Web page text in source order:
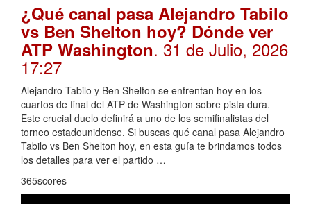
¿Qué canal pasa Alejandro Tabilo
vs Ben Shelton hoy? Dónde ver
ATP Washington. 31 de Julio, 2026
17:27
Alejandro Tabilo y Ben Shelton se enfrentan hoy en los
cuartos de final del ATP de Washington sobre pista dura.
Este crucial duelo definirá a uno de los semifinalistas del
torneo estadounidense. Si buscas qué canal pasa Alejandro
Tabilo vs Ben Shelton hoy, en esta guía te brindamos todos
los detalles para ver el partido …
365scores